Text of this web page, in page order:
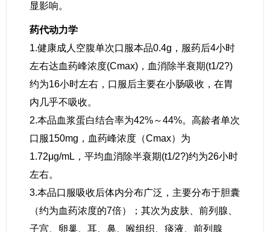
显影响。
药代动力学
1.健康成人空腹单次口服本品0.4g，服药后4小时
左右达血药峰浓度(Cmax)，血消除半衰期(t1/2?)
约为16小时左右，口服后主要在小肠吸收，在胃
内几乎不吸收。
2.本品血浆蛋白结合率为42%～44%。高龄者单次
口服150mg，血药峰浓度（Cmax）为
1.72μg/mL，平均血消除半衰期(t1/2?)约为26小时
左右。
3.本品口服吸收后体内分布广泛，主要分布于胆囊
（约为血药浓度的7倍）；其次为皮肤、前列腺、
子宫、卵巢、耳、鼻、喉组织、痰液、前列腺